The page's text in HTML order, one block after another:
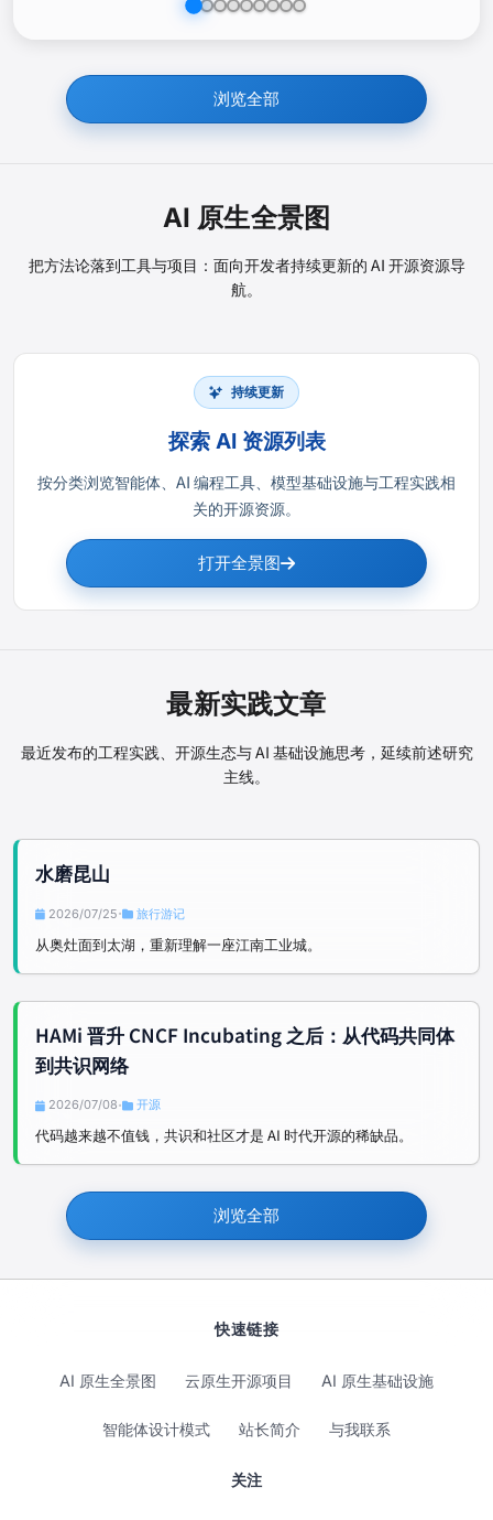
浏览全部
AI 原生全景图
把方法论落到工具与项目：面向开发者持续更新的 AI 开源资源导
航。
持续更新
探索 AI 资源列表
按分类浏览智能体、AI 编程工具、模型基础设施与工程实践相
关的开源资源。
打开全景图
最新实践文章
最近发布的工程实践、开源生态与 AI 基础设施思考，延续前述研究
主线。
水磨昆山
2026/07/25 • 旅行游记
从奥灶面到太湖，重新理解一座江南工业城。
HAMi 晋升 CNCF Incubating 之后：从代码共同体
到共识网络
2026/07/08 • 开源
代码越来越不值钱，共识和社区才是 AI 时代开源的稀缺品。
浏览全部
快速链接
AI 原生全景图 云原生开源项目 AI 原生基础设施
智能体设计模式 站长简介 与我联系
关注